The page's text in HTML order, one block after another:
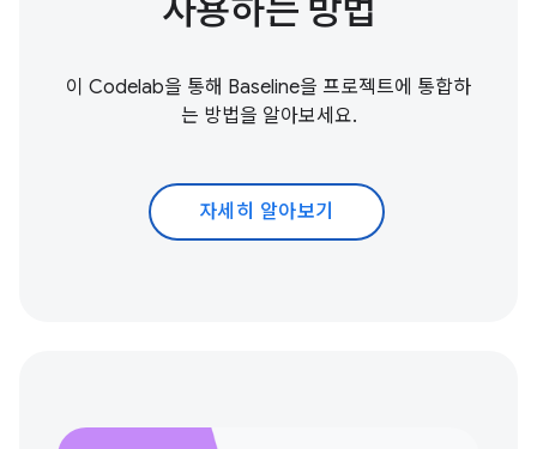
사용하는 방법
이 Codelab을 통해 Baseline을 프로젝트에 통합하
는 방법을 알아보세요.
자세히 알아보기